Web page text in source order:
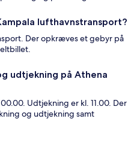
lufthavnstransport?
Der opkræves et gebyr på
udtjekning på Athena
Udtjekning er kl. 11.00. Der
og udtjekning samt